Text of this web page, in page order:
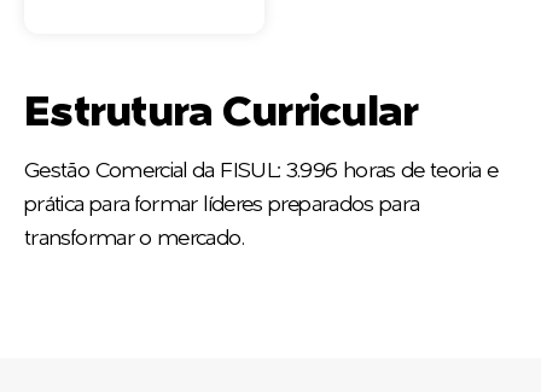
Estrutura Curricular
Gestão Comercial da FISUL: 3.996 horas de teoria e
prática para formar líderes preparados para
transformar o mercado.